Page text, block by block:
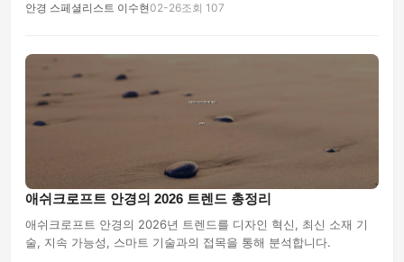
안경 스페셜리스트 이수현02-26조회 107
애쉬크로프트 안경의 2026 트렌드 총정리
애쉬크로프트 안경의 2026년 트렌드를 디자인 혁신, 최신 소재 기
술, 지속 가능성, 스마트 기술과의 접목을 통해 분석합니다.